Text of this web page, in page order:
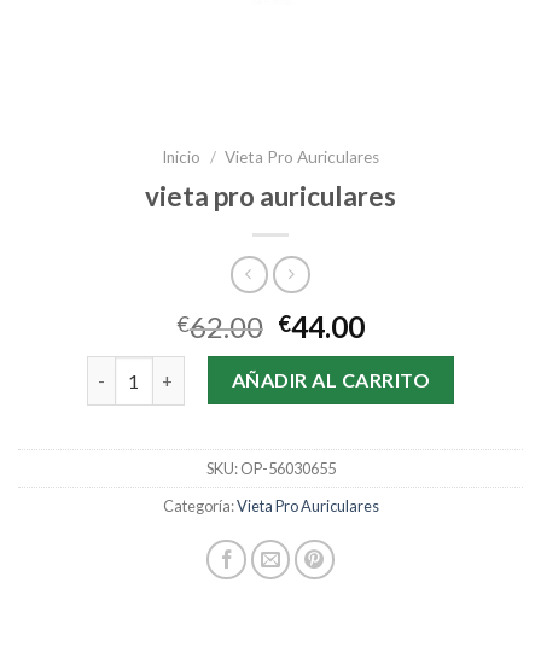
Inicio / Vieta Pro Auriculares
vieta pro auriculares
€62.00 €44.00
vieta pro auriculares cantidadAÑADIR AL CARRITO
SKU:OP-56030655
Categoría:Vieta Pro Auriculares